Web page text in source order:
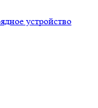
устройство